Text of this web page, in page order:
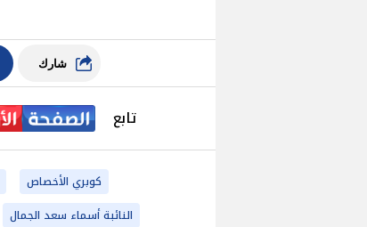
شارك
تابع
كوبري الأخصاص
النائبة أسماء سعد الجمال